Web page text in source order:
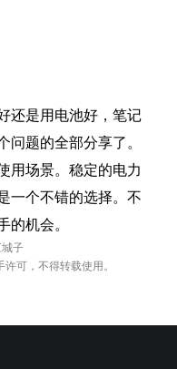
还是用电池好，笔记
问题的全部分享了。
用场景。稳定的电力
一个不错的选择。不
的机会。
城子
可，不得转载使用。